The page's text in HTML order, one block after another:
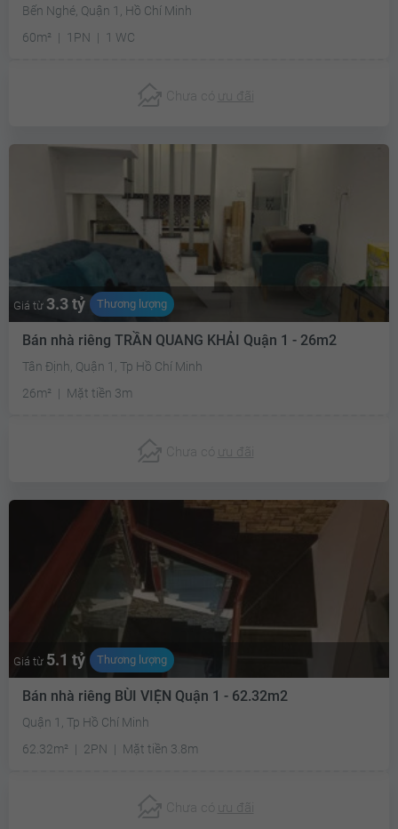
Bến Nghé, Quận 1, Hồ Chí Minh
60m²
1PN 1 WC
Chưa có ưu đãi
Giá từ 3.3 tỷ Thương lượng
Bán nhà riêng TRẦN QUANG KHẢI Quận 1 - 26m2
Tân Định, Quận 1, Tp Hồ Chí Minh
26m²
Mặt tiền 3m
Chưa có ưu đãi
Giá từ 5.1 tỷ Thương lượng
Bán nhà riêng BÙI VIỆN Quận 1 - 62.32m2
Quận 1, Tp Hồ Chí Minh
62.32m²
2PN Mặt tiền 3.8m
Chưa có ưu đãi